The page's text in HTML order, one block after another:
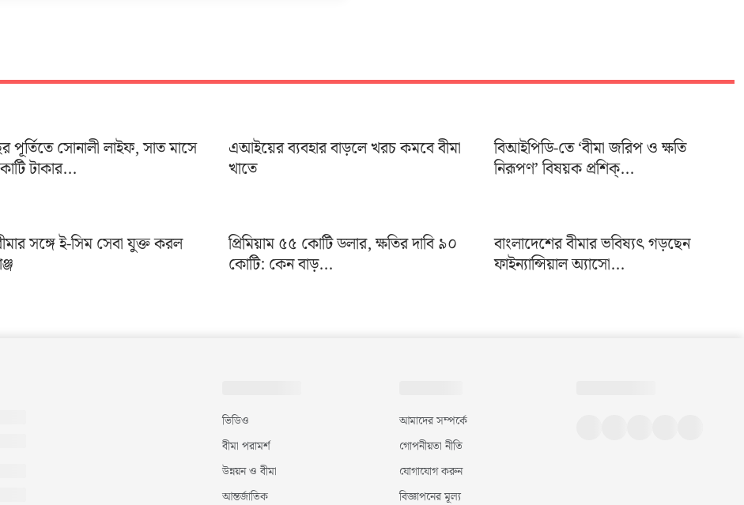
পূর্তিতে সোনালী লাইফ, সাত মাসে
টাকার...
এআইয়ের ব্যবহার বাড়লে খরচ কমবে বীমা
খাতে
বিআইপিডি-তে ‘বীমা জরিপ ও ক্ষতি
নিরূপণ’ বিষয়ক প্রশিক্...
সঙ্গে ই-সিম সেবা যুক্ত করল
প্রিমিয়াম ৫৫ কোটি ডলার, ক্ষতির দাবি ৯০
কোটি: কেন বাড়...
বাংলাদেশের বীমার ভবিষ্যৎ গড়ছেন
ফাইন্যান্সিয়াল অ্যাসো...
ভিডিও
বীমা পরামর্শ
উন্নয়ন ও বীমা
আন্তর্জাতিক
আমাদের সম্পর্কে
গোপনীয়তা নীতি
যোগাযোগ করুন
বিজ্ঞাপনের মূল্য